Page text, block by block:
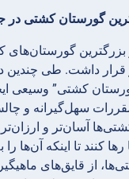
بزرگترین
قرار داشت. طی چندین
کشتی” وسیعی
مقررات سهل‌گیرانه و
آسان‌تر و
کنند تا اینکه آن‌ها
از قایق‌های